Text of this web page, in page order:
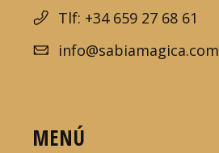
Tlf: +34 659 27 68 61
info@sabiamagica.com
MENÚ